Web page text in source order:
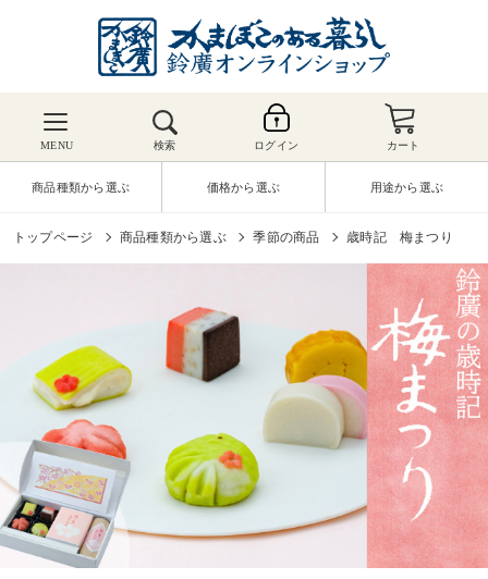
MENU 検索 ログイン カート
商品種類から選ぶ 価格から選ぶ 用途から選ぶ
トップページ 商品種類から選ぶ 季節の商品 歳時記 梅まつり